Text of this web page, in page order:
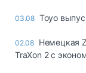
03.08 Toyo
02.08 Немецкая
TraXon 2 с